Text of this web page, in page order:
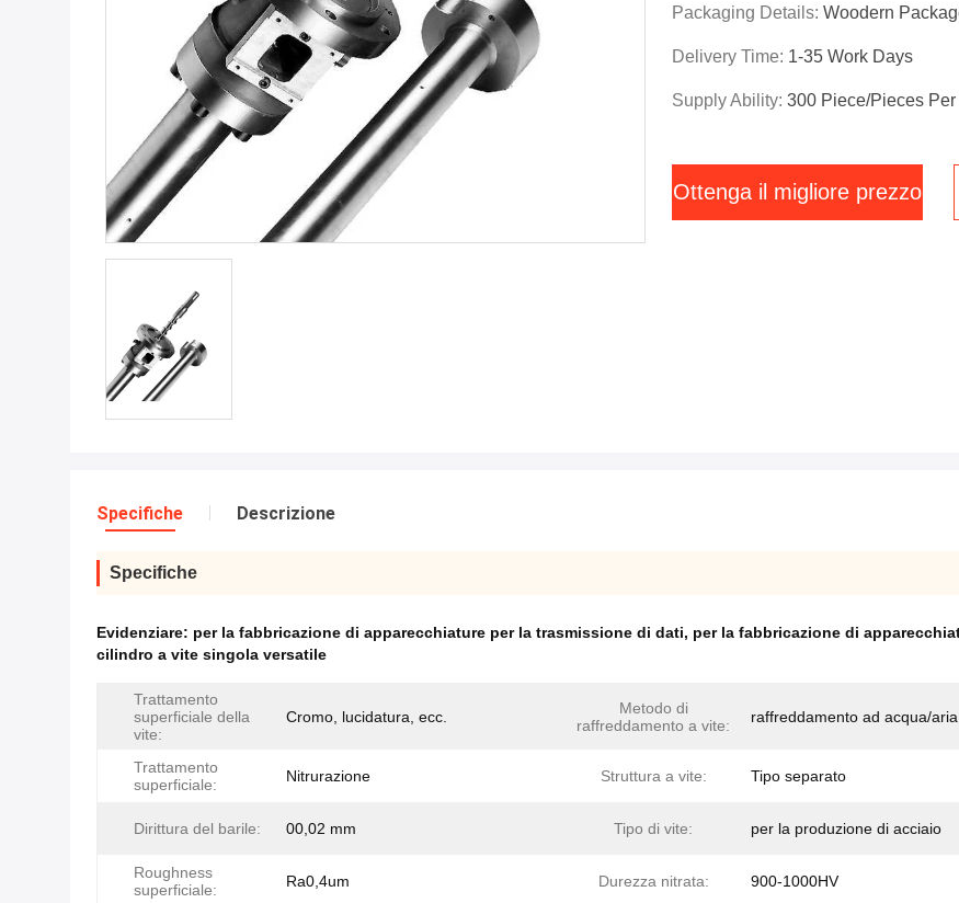
Packaging Details: Woodern
Delivery Time: 1-35 Work Days
Supply Ability: 300 Piece/Pieces Per
Ottenga il migliore prezzo
Specifiche Descrizione
Specifiche
Evidenziare: per la fabbricazione di apparecchiature per la trasmissione di dati, per la fabbricazione di
cilindro a vite singola versatile
Trattamento
superficiale della
vite:
Cromo, lucidatura, ecc.
Metodo di
raffreddamento a vite:
raffreddamento ad acqua/aria
Trattamento
superficiale:
Nitrurazione Struttura a vite: Tipo separato
Dirittura del barile: 00,02 mm Tipo di vite: per la produzione di acciaio
Roughness
superficiale:
Ra0,4um Durezza nitrata: 900-1000HV